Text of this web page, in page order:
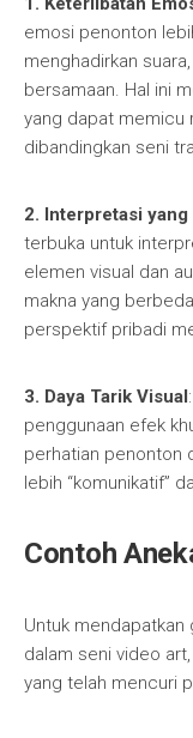
emosi penonton
menghadirkan
bersamaan. Hal ini
yang dapat memicu
dibandingkan seni
2. Interpretasi
terbuka untuk
elemen visual dan
makna yang
perspektif pribadi
3. Daya Tarik Visual
penggunaan efek
perhatian penonton
lebih “komunikatif”
Contoh
Untuk mendapatkan
dalam seni video
yang telah mencuri